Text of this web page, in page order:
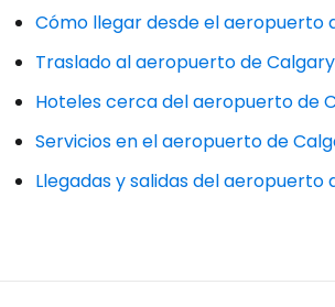
Cómo llegar desde el aeropuerto
Traslado al aeropuerto de Calgary
Hoteles cerca del aeropuerto de
Servicios en el aeropuerto de
Llegadas y salidas del aeropuerto